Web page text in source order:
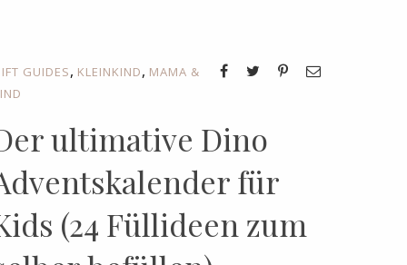
GUIDES, KLEINKIND, MAMA &
ultimative Dino
für
(24 Füllideen zum